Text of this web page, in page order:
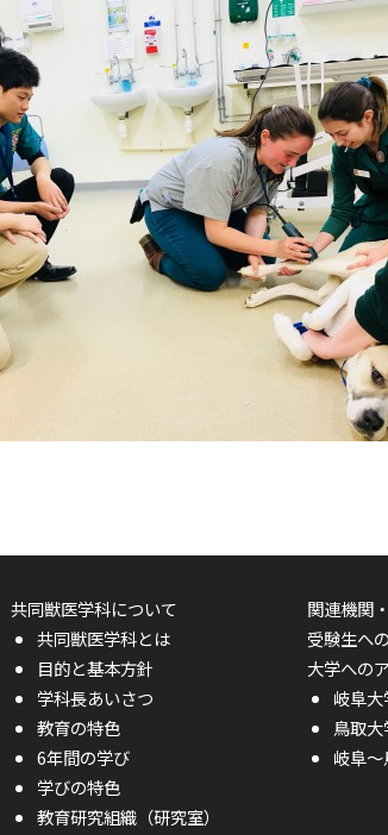
共同獣医学科について
共同獣医学科とは
目的と基本方針
学科長あいさつ
教育の特色
6年間の学び
学びの特色
教育研究組織（研究室）
関連機関
受験生へ
大学への
岐阜大
鳥取大
岐阜